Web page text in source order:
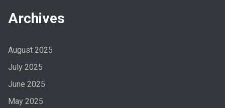
Archives
August 2025
July 2025
June 2025
May 2025